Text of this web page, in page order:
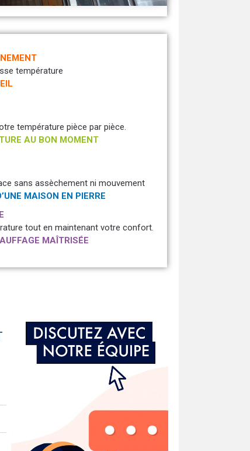
température
température pièce par pièce.
AU BON MOMENT
sans assèchement ni mouvement
MAISON EN PIERRE
tout en maintenant votre confort.
MAÎTRISÉE